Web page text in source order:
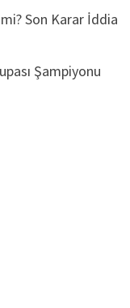
Son Karar İddia
Şampiyonu